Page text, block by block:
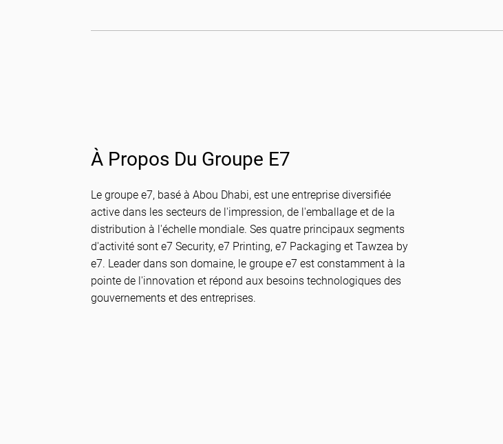
À Propos Du Groupe E7
Le groupe e7, basé à Abou Dhabi, est une entreprise diversifiée
active dans les secteurs de l'impression, de l'emballage et de la
distribution à l'échelle mondiale. Ses quatre principaux segments
d'activité sont e7 Security, e7 Printing, e7 Packaging et Tawzea by
e7. Leader dans son domaine, le groupe e7 est constamment à la
pointe de l'innovation et répond aux besoins technologiques des
gouvernements et des entreprises.